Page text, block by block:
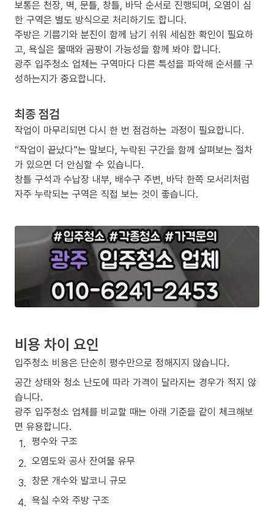
보통은 천장, 벽, 문틀, 창틀, 바닥 순서로 진행되며, 오염이 심
한 구역은 별도 방식으로 처리하기도 합니다.
주방은 기름기와 분진이 함께 남기 쉬워 세심한 확인이 필요하
고, 욕실은 물때와 곰팡이 가능성을 함께 봐야 합니다.
광주 입주청소 업체는 구역마다 다른 특성을 파악해 순서를 구
성하는지가 중요합니다.
최종 점검
작업이 마무리되면 다시 한 번 점검하는 과정이 필요합니다.
“작업이 끝났다”는 말보다, 누락된 구간을 함께 살펴보는 절차
가 있으면 더 안심할 수 있습니다.
창틀 구석과 수납장 내부, 배수구 주변, 바닥 한쪽 모서리처럼
자주 누락되는 구역은 직접 보는 것이 좋습니다.
비용 차이 요인
입주청소 비용은 단순히 평수만으로 정해지지 않습니다.
공간 상태와 청소 난도에 따라 가격이 달라지는 경우가 적지 않
습니다.
광주 입주청소 업체를 비교할 때는 아래 기준을 같이 체크해보
면 유용합니다.
평수와 구조
오염도와 공사 잔여물 유무
창문 개수와 발코니 규모
욕실 수와 주방 구조